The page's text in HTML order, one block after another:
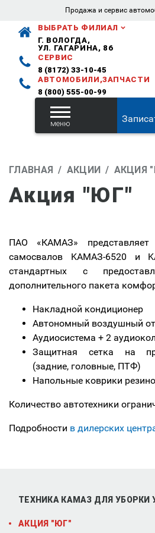
Продажа и сервис
ВЫБРАТЬ ФИЛИАЛ
Г. ВОЛОГДА,
УЛ. ГАГАРИНА, 86
СЕРВИС
8 (8172) 33-10-45
АВТОМОБИЛИ,ЗАПЧАСТИ
8 (800) 555-00-99
меню
ГЛАВНАЯ АКЦИИ АКЦИЯ
Акция "ЮГ"
ПАО «КАМАЗ» представляет
самосвалов KAMAЗ-6520 и
стандартных с
дополнительного пакета
Накладной кондиционер
Автономный воздушный
Аудиосистема + 2
Защитная сетка на
(задние, головные, ПТФ)
Напольные коврики
Количество автотехники
Подробности в дилерских
ТЕХНИКА КАМАЗ ДЛЯ УБОРКИ
АКЦИЯ "ЮГ"